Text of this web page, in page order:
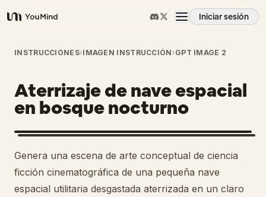
YouMind
Iniciar sesión
Resumen
Casos de uso
Habilidades
Prompts
INSTRUCCIONES›IMAGEN INSTRUCCIÓN ›GPT IMAGE 2
Aterrizaje de nave espacial
en bosque nocturno
Genera una escena de arte conceptual de ciencia
ficción cinematográfica de una pequeña nave
espacial utilitaria desgastada aterrizada en un claro